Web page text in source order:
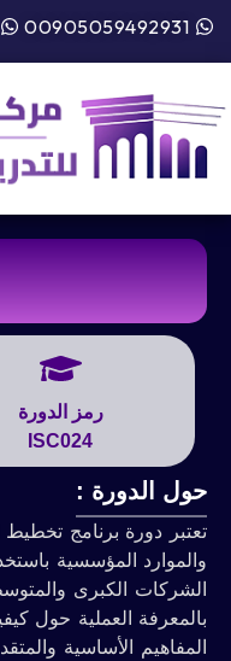
00905059492931
رمز الدورة
ISC024
حول الدورة :
الشركات الكبرى